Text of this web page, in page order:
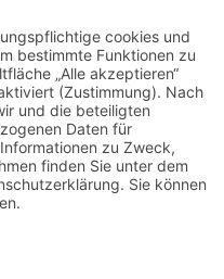
• Themen insgesamt
2455• Unser